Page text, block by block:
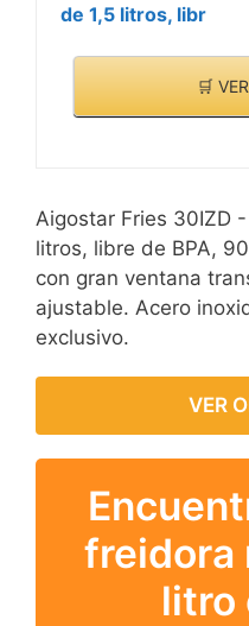
de 1,5 litros, libr
🛒
Aigostar Fries 30IZD
litros, libre de BPA,
con gran ventana
ajustable. Acero
exclusivo.
VER
freidora
litro